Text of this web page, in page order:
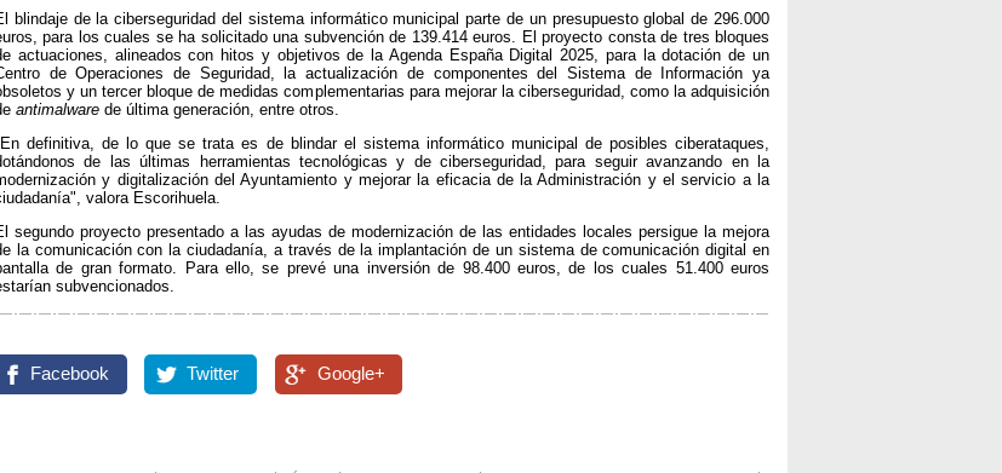
blindaje de la ciberseguridad del sistema informático municipal parte de un presupuesto global de 296.000
para los cuales se ha solicitado una subvención de 139.414 euros. El proyecto consta de tres bloques
actuaciones, alineados con hitos y objetivos de la Agenda España Digital 2025, para la dotación de un
de Operaciones de Seguridad, la actualización de componentes del Sistema de Información ya
y un tercer bloque de medidas complementarias para mejorar la ciberseguridad, como la adquisición
antimalware de última generación, entre otros.
definitiva, de lo que se trata es de blindar el sistema informático municipal de posibles ciberataques,
de las últimas herramientas tecnológicas y de ciberseguridad, para seguir avanzando en la
y digitalización del Ayuntamiento y mejorar la eficacia de la Administración y el servicio a la
valora Escorihuela.
segundo proyecto presentado a las ayudas de modernización de las entidades locales persigue la mejora
la comunicación con la ciudadanía, a través de la implantación de un sistema de comunicación digital en
de gran formato. Para ello, se prevé una inversión de 98.400 euros, de los cuales 51.400 euros
subvencionados.
Facebook Twitter Google+